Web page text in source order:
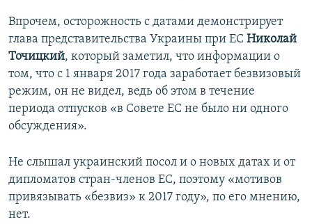
Впрочем, осторожность с датами демонстрирует
глава представительства Украины при ЕС Николай
Точицкий, который заметил, что информации о
том, что с 1 января 2017 года заработает безвизовый
режим, он не видел, ведь об этом в течение
периода отпусков «в Совете ЕС не было ни одного
обсуждения».
Не слышал украинский посол и о новых датах и от
дипломатов стран-членов ЕС, поэтому «мотивов
привязывать «безвиз» к 2017 году», по его мнению,
нет.